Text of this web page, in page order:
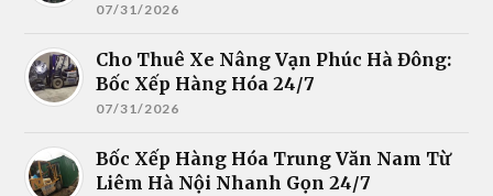
07/31/2026
Cho Thuê Xe Nâng Vạn Phúc Hà Đông:
Bốc Xếp Hàng Hóa 24/7
07/31/2026
Bốc Xếp Hàng Hóa Trung Văn Nam Từ
Liêm Hà Nội Nhanh Gọn 24/7